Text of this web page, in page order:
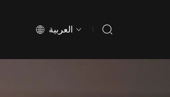
العربية